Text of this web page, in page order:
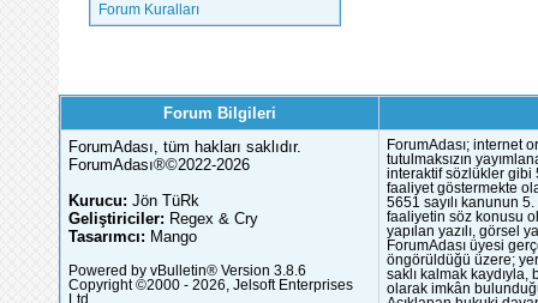
Forum Kuralları
Forum Bilgileri
ForumAdası, tüm hakları saklıdır.
ForumAdası®©2022-2026
Kurucu: Jön TüRk
Geliştiriciler: Regex & Cry
Tasarımcı: Mango
Powered by vBulletin® Version 3.8.6
Copyright ©2000 - 2026, Jelsoft Enterprises
Ltd.
ForumAdası; internet
tutulmaksızın
interaktif sözlükler gibi
faaliyet göstermekte
5651 sayılı kanunun
faaliyetin söz konusu
yapılan yazılı, görsel
ForumAdası üyesi
öngörüldüğü üzere;
saklı kalmak
olarak imkân